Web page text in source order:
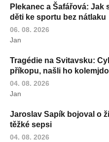
Plekanec a Šafářová:
děti ke sportu bez nátlaku
06. 08. 2026
Jan
Tragédie na Svitavsku:
příkopu, našli ho
04. 08. 2026
Jan
Jaroslav Sapík bojoval o
těžké sepsi
04. 08. 2026